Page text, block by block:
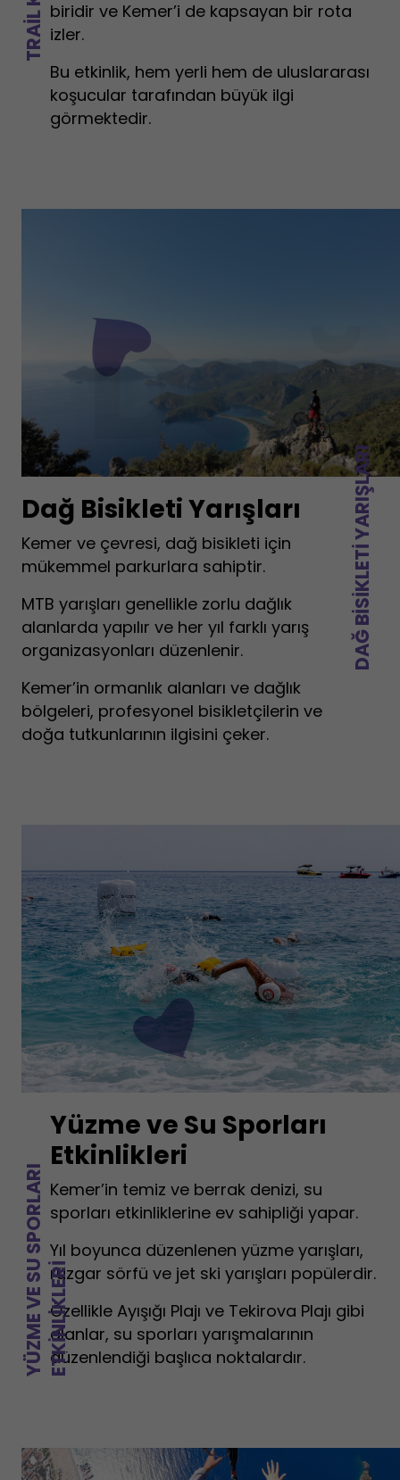
biridir ve Kemer’i de kapsayan bir rota
izler.
Bu etkinlik, hem yerli hem de uluslararası
koşucular tarafından büyük ilgi
görmektedir.
DAĞ BISIKLETI YARIŞLARI
Dağ Bisikleti Yarışları
Kemer ve çevresi, dağ bisikleti için
mükemmel parkurlara sahiptir.
MTB yarışları genellikle zorlu dağlık
alanlarda yapılır ve her yıl farklı yarış
organizasyonları düzenlenir.
Kemer’in ormanlık alanları ve dağlık
bölgeleri, profesyonel bisikletçilerin ve
doğa tutkunlarının ilgisini çeker.
Y
Ü
Z
M
E
V
E
S
U
S
P
O
R
L
A
R
I
E
T
K
I
N
L
I
K
L
E
RI
Yüzme ve Su Sporları
Etkinlikleri
Kemer’in temiz ve berrak denizi, su
sporları etkinliklerine ev sahipliği yapar.
Yıl boyunca düzenlenen yüzme yarışları,
rüzgar sörfü ve jet ski yarışları popülerdir.
Özellikle Ayışığı Plajı ve Tekirova Plajı gibi
alanlar, su sporları yarışmalarının
düzenlendiği başlıca noktalardır.